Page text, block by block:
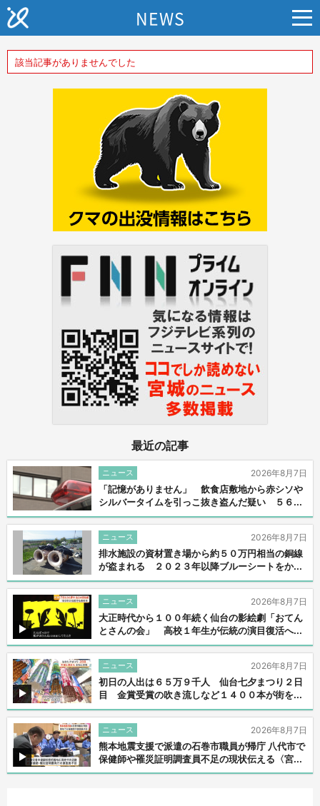
NEWS
該当記事がありませんでした
最近の記事
ニュース
「記憶がありません」 飲食店敷地から赤シソや
シルバータイムを引っこ抜き盗んだ疑い ５６...
2026年8月7日
ニュース
排水施設の資材置き場から約５０万円相当の銅線
が盗まれる ２０２３年以降ブルーシートをか...
2026年8月7日
ニュース
大正時代から１００年続く仙台の影絵劇「おてん
とさんの会」 高校１年生が伝統の演目復活へ...
2026年8月7日
ニュース
初日の人出は６５万９千人 仙台七夕まつり２日
目 金賞受賞の吹き流しなど１４００本が街を...
2026年8月7日
ニュース
熊本地震支援で派遣の石巻市職員が帰庁 八代市で
保健師や罹災証明調査員不足の現状伝える〈宮...
2026年8月7日